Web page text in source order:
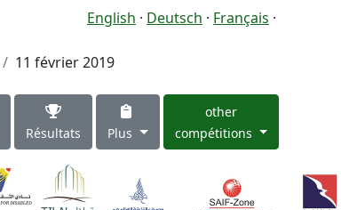
English · Deutsch · Français ·
11 février 2019
Résultats Plus
other
compétitions